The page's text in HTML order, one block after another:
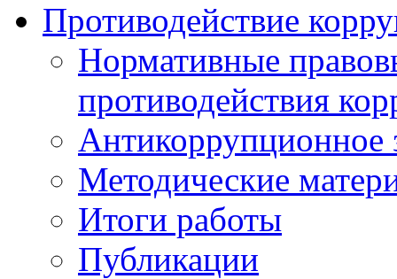
Противодействие
Нормативные
противодействия
Антикоррупционное
Методические
Итоги работы
Публикации